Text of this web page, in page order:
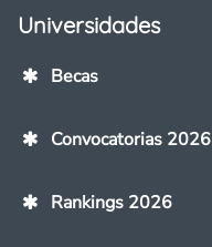
Universidades
Becas
Convocatorias 2026
Rankings 2026